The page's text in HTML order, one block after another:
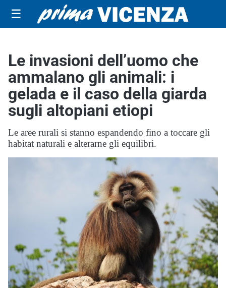
☰
Le invasioni dell’uomo che
ammalano gli animali: i
gelada e il caso della giarda
sugli altopiani etiopi
Le aree rurali si stanno espandendo fino a toccare gli
habitat naturali e alterarne gli equilibri.